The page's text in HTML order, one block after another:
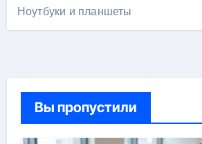
Ноутбуки и планшеты
Вы пропустили